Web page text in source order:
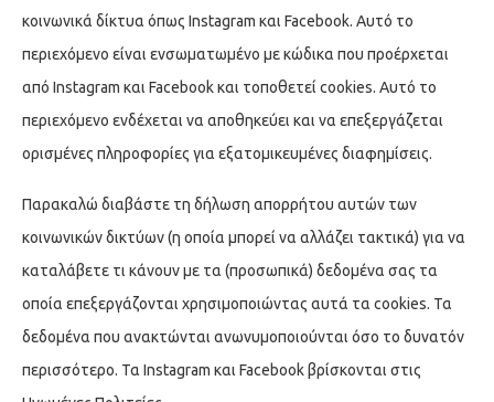
κοινωνικά δίκτυα όπως Instagram και Facebook. Αυτό το
περιεχόμενο είναι ενσωματωμένο με κώδικα που προέρχεται
από Instagram και Facebook και τοποθετεί cookies. Αυτό το
περιεχόμενο ενδέχεται να αποθηκεύει και να επεξεργάζεται
ορισμένες πληροφορίες για εξατομικευμένες διαφημίσεις.
Παρακαλώ διαβάστε τη δήλωση απορρήτου αυτών των
κοινωνικών δικτύων (η οποία μπορεί να αλλάζει τακτικά) για να
καταλάβετε τι κάνουν με τα (προσωπικά) δεδομένα σας τα
οποία επεξεργάζονται χρησιμοποιώντας αυτά τα cookies. Τα
δεδομένα που ανακτώνται ανωνυμοποιούνται όσο το δυνατόν
περισσότερο. Τα Instagram και Facebook βρίσκονται στις